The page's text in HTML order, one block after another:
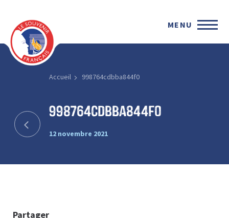
MENU
Accueil 998764cdbba844f0
998764cdbba844f0
12 novembre 2021
Partager